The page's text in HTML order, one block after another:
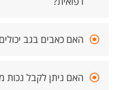
האם כאבים בגב
האם ניתן לקבל נכות